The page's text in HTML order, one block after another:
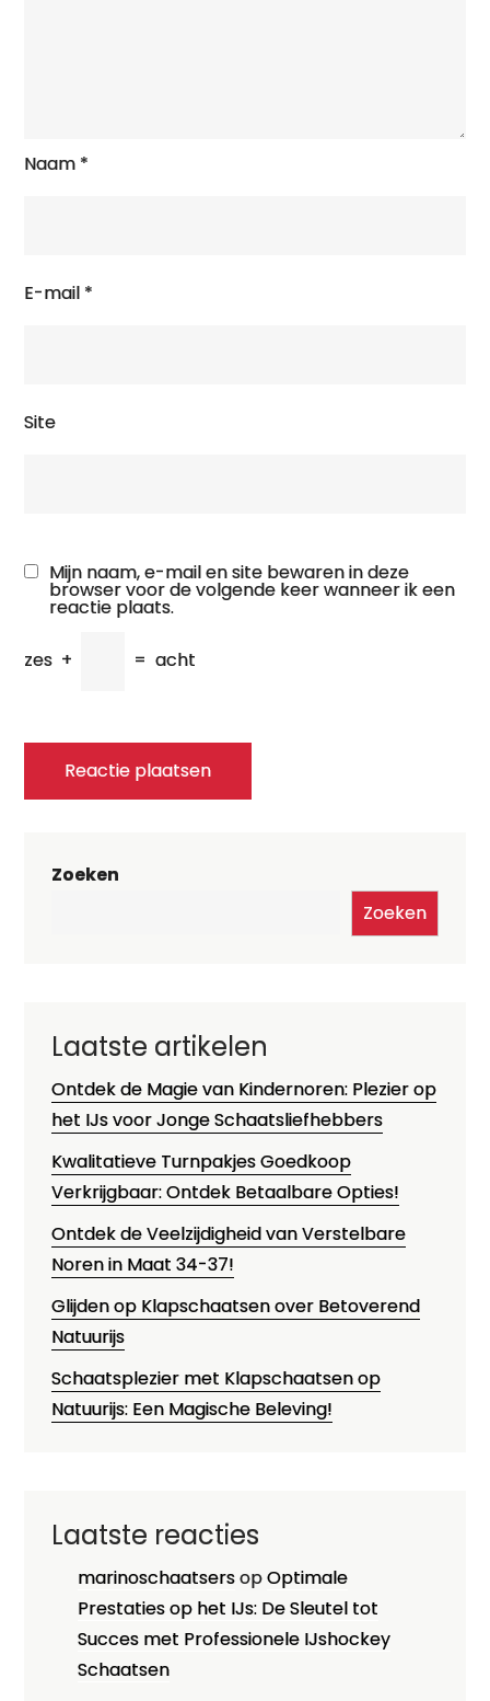
Naam *
E-mail *
Site
Mijn naam, e-mail en site bewaren in deze
browser voor de volgende keer wanneer ik een
reactie plaats.
zes + = acht
Zoeken
Zoeken
Laatste artikelen
Ontdek de Magie van Kindernoren: Plezier op
het IJs voor Jonge Schaatsliefhebbers
Kwalitatieve Turnpakjes Goedkoop
Verkrijgbaar: Ontdek Betaalbare Opties!
Ontdek de Veelzijdigheid van Verstelbare
Noren in Maat 34-37!
Glijden op Klapschaatsen over Betoverend
Natuurijs
Schaatsplezier met Klapschaatsen op
Natuurijs: Een Magische Beleving!
Laatste reacties
marinoschaatsersopOptimale
Prestaties op het IJs: De Sleutel tot
Succes met Professionele IJshockey
Schaatsen